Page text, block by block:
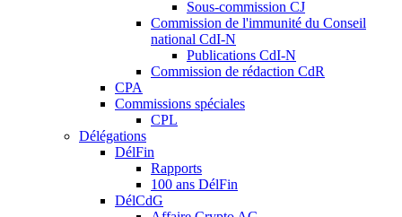
Sous-commission CJ
Commission de l'immunité du Conseil
national CdI-N
Publications CdI-N
Commission de rédaction CdR
CPA
Commissions spéciales
CPL
Délégations
DélFin
Rapports
100 ans DélFin
DélCdG